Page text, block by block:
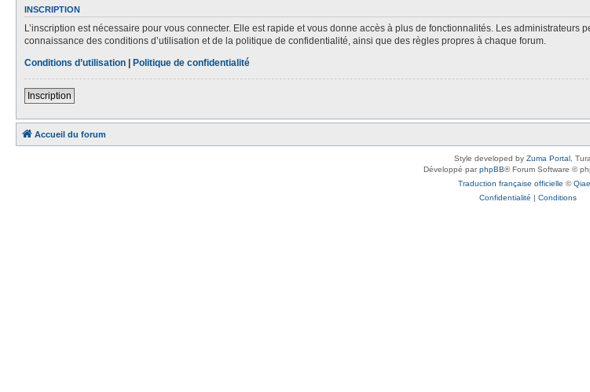
INSCRIPTION
L’inscription est nécessaire pour vous connecter. Elle est rapide et vous donne accès à plus de fonctionnalités. Les
connaissance des conditions d’utilisation et de la politique de confidentialité, ainsi que des règles propres à chaque forum.
Conditions d’utilisation | Politique de confidentialité
Inscription
Accueil du forum
Style developed by Zuma Portal ,
Développé parphpBB® Forum Software ©
Traduction française officielle ©
Confidentialité | Conditions